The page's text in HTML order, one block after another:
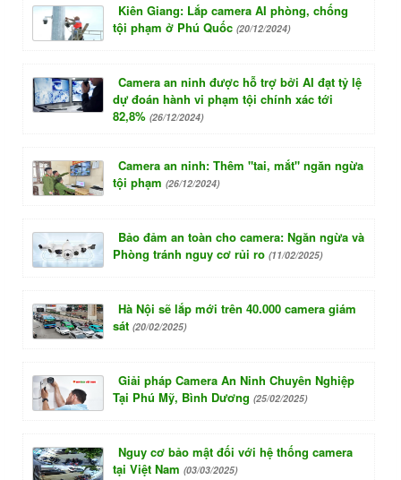
Kiên Giang: Lắp camera AI phòng, chống
tội phạm ở Phú Quốc (20/12/2024)
Camera an ninh được hỗ trợ bởi AI đạt tỷ lệ
dự đoán hành vi phạm tội chính xác tới
82,8% (26/12/2024)
Camera an ninh: Thêm "tai, mắt" ngăn ngừa
tội phạm (26/12/2024)
Bảo đảm an toàn cho camera: Ngăn ngừa và
Phòng tránh nguy cơ rủi ro (11/02/2025)
Hà Nội sẽ lắp mới trên 40.000 camera giám
sát (20/02/2025)
Giải pháp Camera An Ninh Chuyên Nghiệp
Tại Phú Mỹ, Bình Dương (25/02/2025)
Nguy cơ bảo mật đối với hệ thống camera
tại Việt Nam (03/03/2025)